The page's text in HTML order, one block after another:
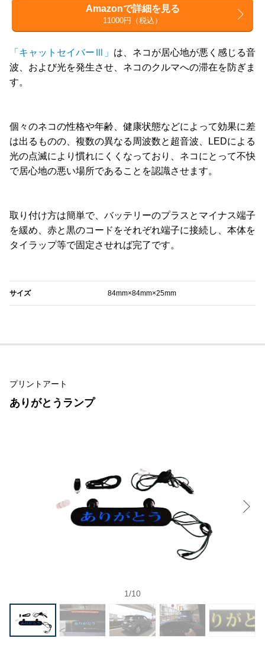
Amazonで詳細を見る
11000円（税込）
「キャットセイバーⅢ」 は、ネコが居心地が悪く感じる音
波、および光を発生させ、ネコのクルマへの滞在を防ぎま
す。
個々のネコの性格や年齢、健康状態などによって効果に差
は出るものの、複数の異なる周波数と超音波、LEDによる
光の点滅により慣れにくくなっており、ネコにとって不快
で居心地の悪い場所であることを認識させます。
取り付け方は簡単で、バッテリーのプラスとマイナス端子
を緩め、赤と黒のコードをそれぞれ端子に接続し、本体を
タイラップ等で固定させれば完了です。
‎サイズ 84mm×84mm×25mm
プリントアート
ありがとうランプ
1/10